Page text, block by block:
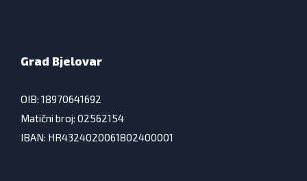
Grad Bjelovar
OIB: 18970641692
Matični broj: 02562154
IBAN: HR4324020061802400001